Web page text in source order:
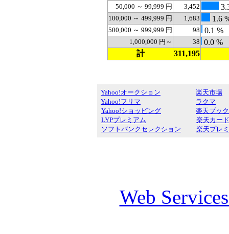
50,000 ～ 99,999 円 3,452
100,000 ～ 499,999 円 1,683 1.6
500,000 ～ 999,999 円 98 0.1 %
1,000,000 円～ 38 0.0 %
計
311,195
Yahoo!オークション
Yahoo!フリマ
Yahoo!ショッピング
LYPプレミアム
ソフトバンクセレクション
楽天市場
ラクマ
楽天ブッ
楽天カード
楽天プレ
Web